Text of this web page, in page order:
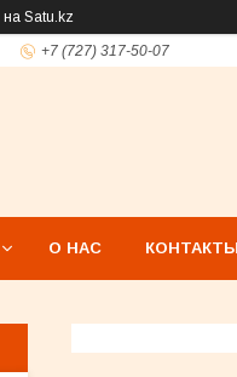
на Satu.kz
+7 (727) 317-50-07
О НАС КОНТАКТЫ